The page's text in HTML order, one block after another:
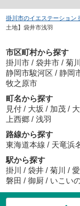
掛川市のイエステーション
土地】袋井市浅羽
市区町村から探す
掛川市 / 袋井市 / 菊
静岡市駿河区 / 静岡
牧之原市
町名から探す
見付 / 大坂 / 加茂 /
上西郷 / 浅羽
路線から探す
東海道本線 / 天竜浜
駅から探す
掛川
/ 袋井 / 菊川 /
磐田 / 御厨 / いこい